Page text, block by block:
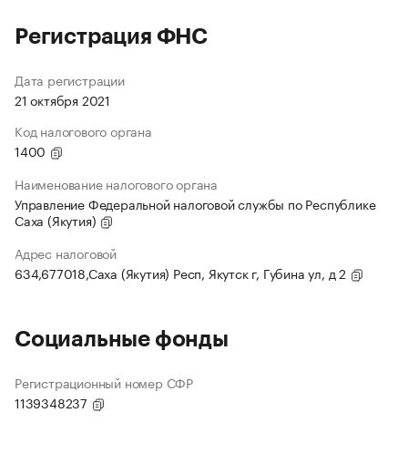
Регистрация ФНС
Дата регистрации
21 октября 2021
Код налогового органа
1400
Наименование налогового органа
Управление Федеральной налоговой службы по Республике
Саха (Якутия)
Адрес налоговой
634,677018,Саха (Якутия) Респ, Якутск г, Губина ул, д 2
Социальные фонды
Регистрационный номер СФР
1139348237